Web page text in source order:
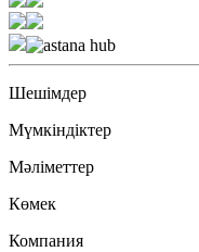
Шешімдер
Мүмкіндіктер
Мәліметтер
Көмек
Компания